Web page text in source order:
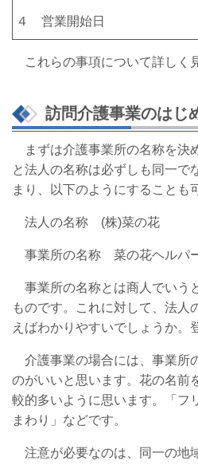
４ 営業開始日
これらの事項について詳しく
訪問介護事業のはじ
まずは介護事業所の名称を決
と法人の名称は必ずしも同一で
まり、以下のようにすることも
法人の名称 (株)菜の花
事業所の名称 菜の花ヘルパ
事業所の名称とは商人でいう
ものです。これに対して、法人
えばわかりやすいでしょうか。
介護事業の場合には、事業所
のがいいと思います。花の名前
較的多いように思います。「フ
まわり」などです。
注意が必要なのは、同一の地